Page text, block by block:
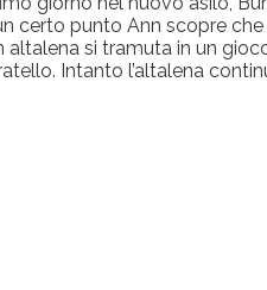
certo punto Ann scopre
si tramuta in un
Intanto l’altalena